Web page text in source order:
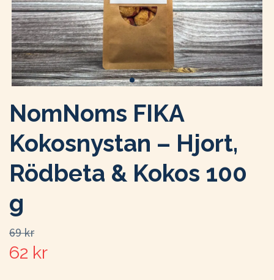
NomNoms FIKA
Kokosnystan – Hjort,
Rödbeta & Kokos 100
g
69 kr
62 kr